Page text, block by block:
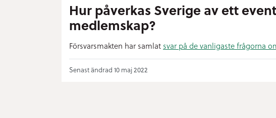
Hur påverkas Sverige av ett
medlemskap?
Försvarsmakten har samlat svar på de vanligaste frågorna
Senast ändrad 10 maj 2022